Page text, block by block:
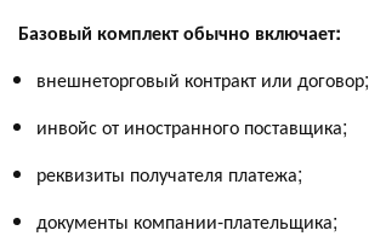
Базовый комплект обычно включает:
внешнеторговый контракт или договор;
инвойс от иностранного поставщика;
реквизиты получателя платежа;
документы компании-плательщика;